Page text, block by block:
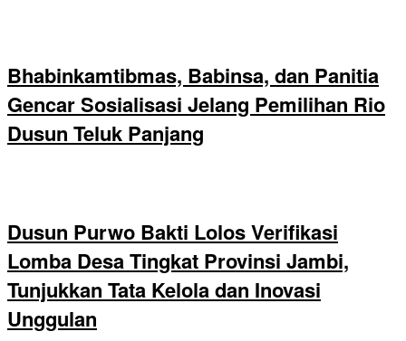
Bhabinkamtibmas, Babinsa, dan Panitia
Gencar Sosialisasi Jelang Pemilihan Rio
Dusun Teluk Panjang
Dusun Purwo Bakti Lolos Verifikasi
Lomba Desa Tingkat Provinsi Jambi,
Tunjukkan Tata Kelola dan Inovasi
Unggulan